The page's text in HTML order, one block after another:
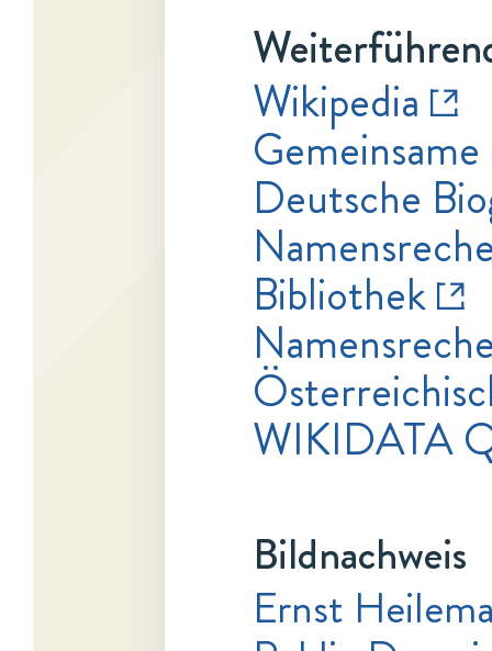
Wikipedia
Deutsche
Bibliothek
WIKIDATA
Bildnachweis
Ernst